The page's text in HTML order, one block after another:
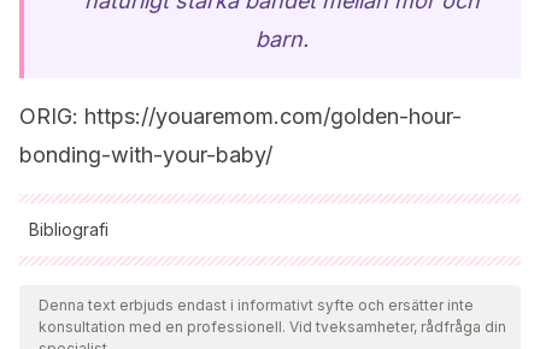
barn.
ORIG: https://youaremom.com/golden-hour-
bonding-with-your-baby/
Bibliografi
Samtliga citerade källor har granskats noggrant av vårt team
för att säkerställa deras kvalitet, tillförlitlighet, aktualitet och
giltighet. Bibliografin för denna artikel ansågs vara tillförlitlig
Denna text erbjuds endast i informativt syfte och ersätter inte
konsultation med en professionell. Vid tveksamheter, rådfråga din